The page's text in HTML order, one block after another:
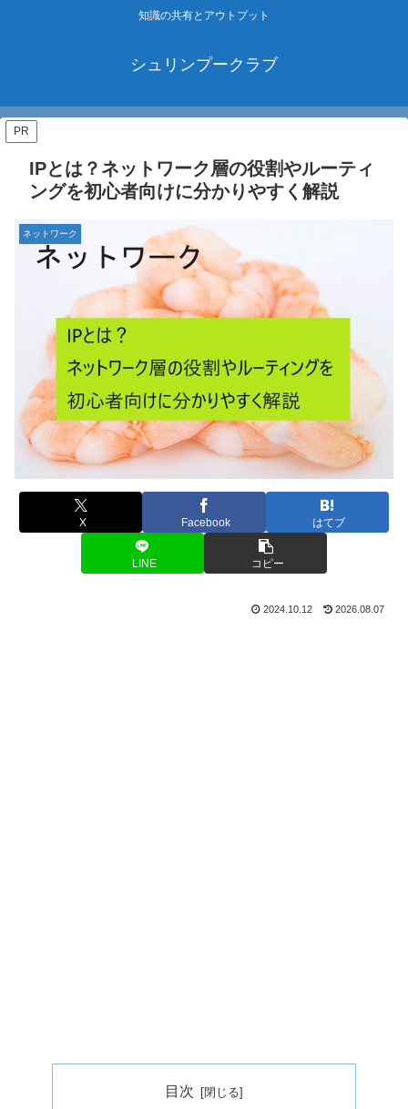
知識の共有とアウトプット
シュリンプークラブ
PR
IPとは？ネットワーク層の役割やルーティ
ングを初心者向けに分かりやすく解説
ネットワーク
X Facebook はてブ
LINE コピー
2024.10.12 2026.08.07
目次